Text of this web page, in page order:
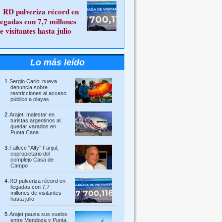
RD pulveriza récord en
con 7,7 millones
visitantes hasta julio
Lo más leído
Sergio Carlo: nueva
denuncia sobre
restricciones al acceso
público a playas
Arajet: malestar en
turistas argentinos al
quedar varados en
Punta Cana
Fallece “Alfy” Fanjul,
copropietario del
complejo Casa de
Campo
RD pulveriza récord en
llegadas con 7,7
millones de visitantes
hasta julio
Arajet pausa sus vuelos
entre Mendoza y Punta